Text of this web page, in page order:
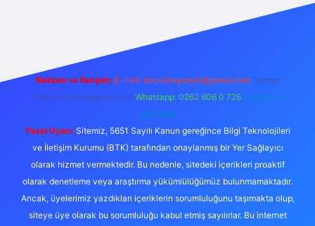
Reklam ve İletişim: E-mail: backlinkpaneli@gmail.com Teams:
forumhizmeti@gmail.com Whatsapp: 0262 606 0 726 Telegram:
@karabul
Yasal Uyarı: Sitemiz, 5651 Sayılı Kanun gereğince Bilgi Teknolojileri
ve İletişim Kurumu (BTK) tarafından onaylanmış bir Yer Sağlayıcı
olarak hizmet vermektedir. Bu nedenle, sitedeki içerikleri proaktif
olarak denetleme veya araştırma yükümlülüğümüz bulunmamaktadır.
Ancak, üyelerimiz yazdıkları içeriklerin sorumluluğunu taşımakta olup,
siteye üye olarak bu sorumluluğu kabul etmiş sayılırlar. Bu internet